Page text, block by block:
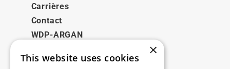
Carrières
Contact
WDP-ARGAN
Juridique
×
This website uses cookies